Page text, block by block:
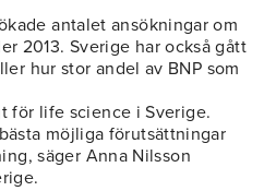
antalet ansökningar om
2013. Sverige har också gått
hur stor andel av BNP som
för life science i Sverige.
möjliga förutsättningar
säger Anna Nilsson